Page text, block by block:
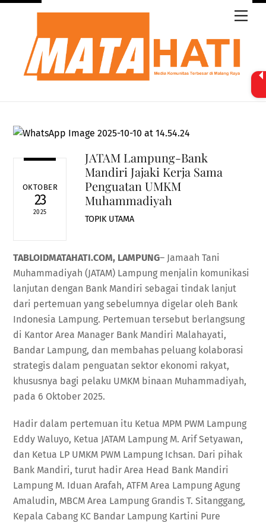
Skip
OKTOBER
23
2025
JATAM Lampung-Bank
Mandiri Jajaki Kerja Sama
Penguatan UMKM
Muhammadiyah
TOPIK UTAMA
TABLOIDMATAHATI.COM, LAMPUNG– Jamaah Tani
Muhammadiyah (JATAM) Lampung menjalin komunikasi
lanjutan dengan Bank Mandiri sebagai tindak lanjut
dari pertemuan yang sebelumnya digelar oleh Bank
Indonesia Lampung. Pertemuan tersebut berlangsung
di Kantor Area Manager Bank Mandiri Malahayati,
Bandar Lampung, dan membahas peluang kolaborasi
strategis dalam penguatan sektor ekonomi rakyat,
khususnya bagi pelaku UMKM binaan Muhammadiyah,
pada 6 Oktober 2025.
Hadir dalam pertemuan itu Ketua MPM PWM Lampung
Eddy Waluyo, Ketua JATAM Lampung M. Arif Setyawan,
dan Ketua LP UMKM PWM Lampung Ichsan. Dari pihak
Bank Mandiri, turut hadir Area Head Bank Mandiri
Lampung M. Iduan Arafah, ATFM Area Lampung Agung
Amaludin, MBCM Area Lampung Grandis T. Sitanggang,
Kepala Cabang KC Bandar Lampung Kartini Pure